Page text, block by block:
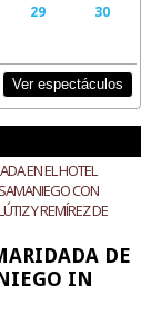
29
30
Ver espectáculos
EN EL HOTEL
CON
Y REMÍREZ DE
DE
IN